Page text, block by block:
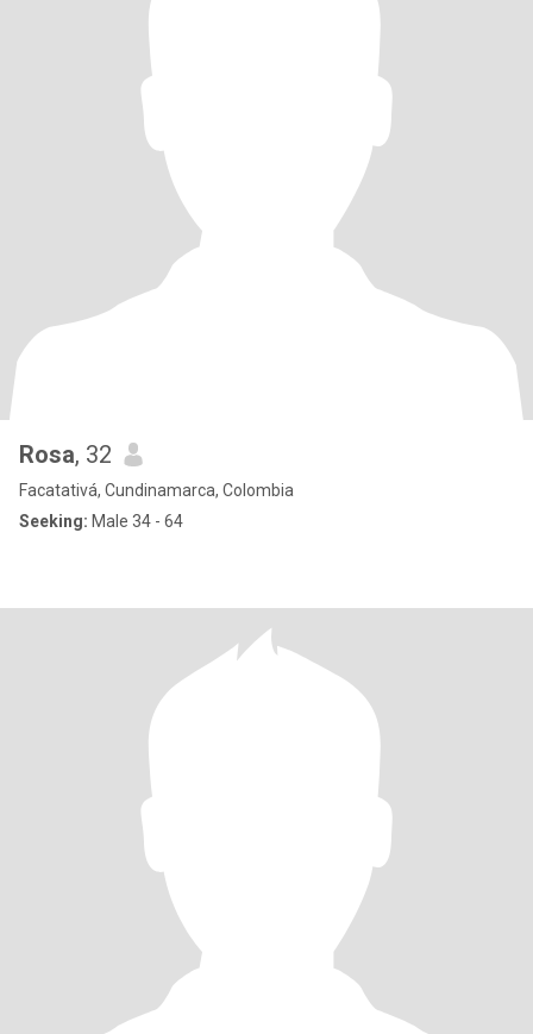
Rosa, 32
Facatativá, Cundinamarca, Colombia
Seeking: Male 34 - 64